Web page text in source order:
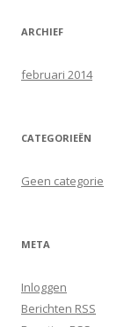
a
:
ARCHIEF
februari 2014
CATEGORIEËN
Geen categorie
META
Inloggen
Berichten RSS